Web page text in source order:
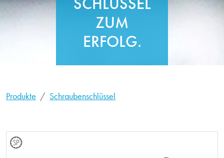
ZUM
ERFOLG.
Produkte Schraubenschlüssel